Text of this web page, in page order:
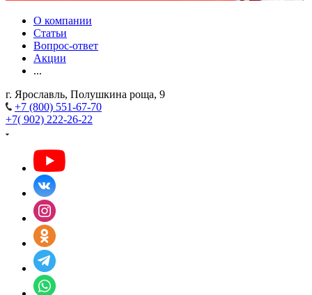
О компании
Статьи
Вопрос-ответ
Акции
...
г. Ярославль, Полушкина роща, 9
+7 (800) 551-67-70
+7( 902) 222-26-22